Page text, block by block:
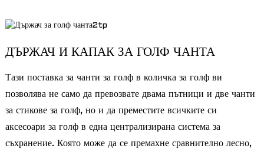
ДЪРЖАЧ И КАПАК ЗА ГОЛФ ЧАНТА
Тази поставка за чанти за голф в количка за голф ви
позволява не само да превозвате двама пътници и две чанти
за стикове за голф, но и да преместите всичките си
аксесоари за голф в една централизирана система за
съхранение. Която може да се премахне сравнително лесно,